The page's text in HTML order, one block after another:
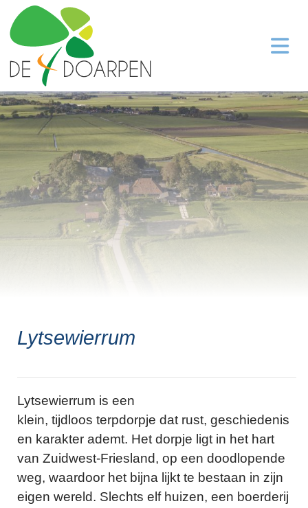
Lytsewierrum
Lytsewierrum is een
klein, tijdloos terpdorpje dat rust, geschiedenis
en karakter ademt. Het dorpje ligt in het hart
van Zuidwest-Friesland, op een doodlopende
weg, waardoor het bijna lijkt te bestaan in zijn
eigen wereld. Slechts elf huizen, een boerderij